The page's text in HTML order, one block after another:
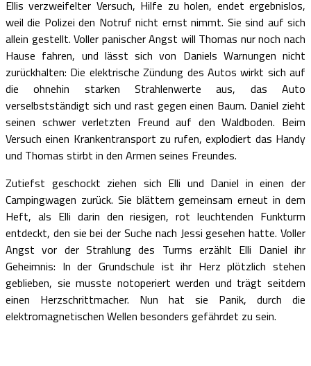
Ellis verzweifelter Versuch, Hilfe zu holen, endet ergebnislos,
weil die Polizei den Notruf nicht ernst nimmt. Sie sind auf sich
allein gestellt. Voller panischer Angst will Thomas nur noch nach
Hause fahren, und lässt sich von Daniels Warnungen nicht
zurückhalten: Die elektrische Zündung des Autos wirkt sich auf
die ohnehin starken Strahlenwerte aus, das Auto
verselbstständigt sich und rast gegen einen Baum. Daniel zieht
seinen schwer verletzten Freund auf den Waldboden. Beim
Versuch einen Krankentransport zu rufen, explodiert das Handy
und Thomas stirbt in den Armen seines Freundes.
Zutiefst geschockt ziehen sich Elli und Daniel in einen der
Campingwagen zurück. Sie blättern gemeinsam erneut in dem
Heft, als Elli darin den riesigen, rot leuchtenden Funkturm
entdeckt, den sie bei der Suche nach Jessi gesehen hatte. Voller
Angst vor der Strahlung des Turms erzählt Elli Daniel ihr
Geheimnis: In der Grundschule ist ihr Herz plötzlich stehen
geblieben, sie musste notoperiert werden und trägt seitdem
einen Herzschrittmacher. Nun hat sie Panik, durch die
elektromagnetischen Wellen besonders gefährdet zu sein.